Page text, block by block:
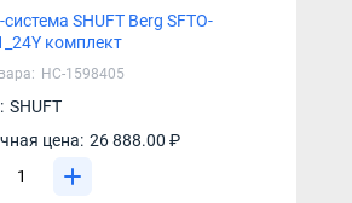
SHUFT Berg SFTO-
комплект
НС-1598405
SHUFT
цена: 26 888.00 ₽